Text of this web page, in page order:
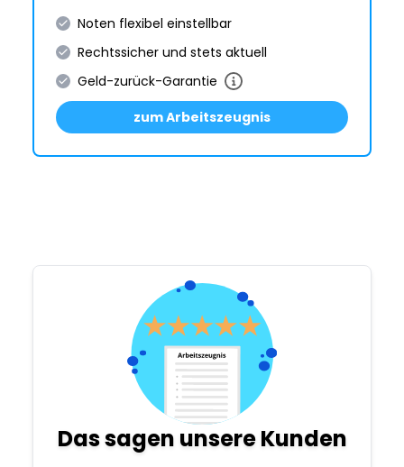
Noten flexibel einstellbar
Rechtssicher und stets aktuell
Geld-zurück-Garantie
zum Arbeitszeugnis
Das sagen unsere Kunden